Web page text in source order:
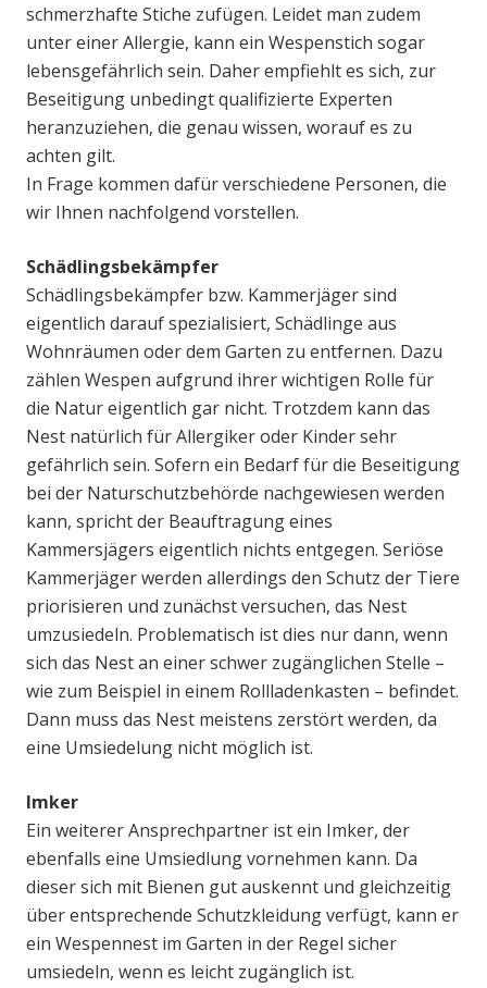
schmerzhafte Stiche zufügen. Leidet man zudem
unter einer Allergie, kann ein Wespenstich sogar
lebensgefährlich sein. Daher empfiehlt es sich, zur
Beseitigung unbedingt qualifizierte Experten
heranzuziehen, die genau wissen, worauf es zu
achten gilt.
In Frage kommen dafür verschiedene Personen, die
wir Ihnen nachfolgend vorstellen.
Schädlingsbekämpfer
Schädlingsbekämpfer bzw. Kammerjäger sind
eigentlich darauf spezialisiert, Schädlinge aus
Wohnräumen oder dem Garten zu entfernen. Dazu
zählen Wespen aufgrund ihrer wichtigen Rolle für
die Natur eigentlich gar nicht. Trotzdem kann das
Nest natürlich für Allergiker oder Kinder sehr
gefährlich sein. Sofern ein Bedarf für die Beseitigung
bei der Naturschutzbehörde nachgewiesen werden
kann, spricht der Beauftragung eines
Kammersjägers eigentlich nichts entgegen. Seriöse
Kammerjäger werden allerdings den Schutz der Tiere
priorisieren und zunächst versuchen, das Nest
umzusiedeln. Problematisch ist dies nur dann, wenn
sich das Nest an einer schwer zugänglichen Stelle –
wie zum Beispiel in einem Rollladenkasten – befindet.
Dann muss das Nest meistens zerstört werden, da
eine Umsiedelung nicht möglich ist.
Imker
Ein weiterer Ansprechpartner ist ein Imker, der
ebenfalls eine Umsiedlung vornehmen kann. Da
dieser sich mit Bienen gut auskennt und gleichzeitig
über entsprechende Schutzkleidung verfügt, kann er
ein Wespennest im Garten in der Regel sicher
umsiedeln, wenn es leicht zugänglich ist.